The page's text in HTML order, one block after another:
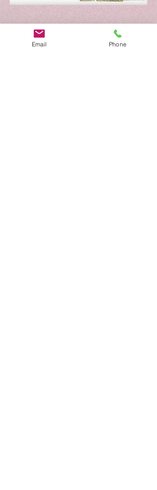
Collection à télécharger au format PDF
Email Phone